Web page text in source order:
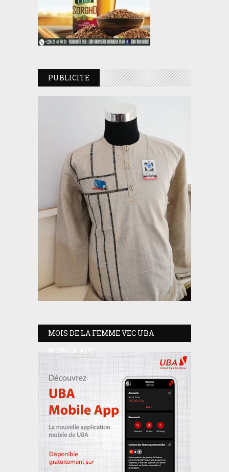
PUBLICITE
MOIS DE LA FEMME VEC UBA
MOBILE APP